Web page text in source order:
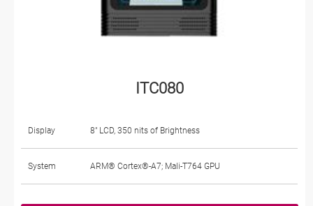
ITC080
Display 8" LCD, 350 nits of Brightness
System ARM® Cortex®-A7; Mali-T764 GPU